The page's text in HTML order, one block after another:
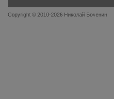
Copyright © 2010-2026 Николай Боченин